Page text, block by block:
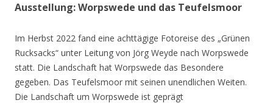
Ausstellung: Worpswede und das Teufelsmoor
Im Herbst 2022 fand eine achttägige Fotoreise des „Grünen
Rucksacks“ unter Leitung von Jörg Weyde nach Worpswede
statt. Die Landschaft hat Worpswede das Besondere
gegeben. Das Teufelsmoor mit seinen unendlichen Weiten.
Die Landschaft um Worpswede ist geprägt